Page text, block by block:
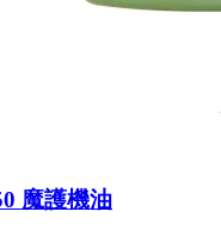
魔護機油